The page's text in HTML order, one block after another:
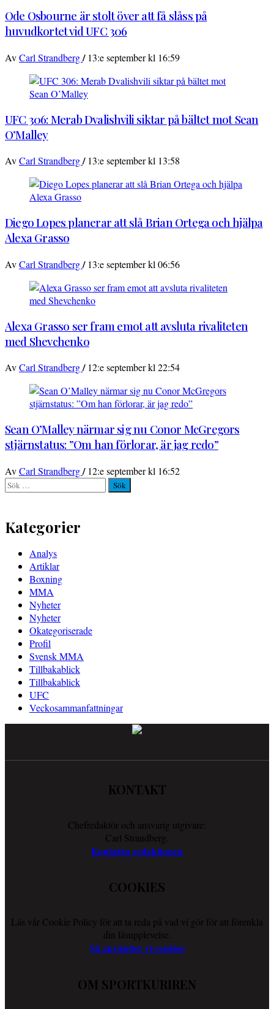
Ode Osbourne är stolt över att få slåss på
huvudkortet vid UFC 306
AvCarl Strandberg/ 13:e september kl 16:59
UFC 306: Merab Dvalishvili siktar på bältet mot Sean
O’Malley
AvCarl Strandberg/ 13:e september kl 13:58
Diego Lopes planerar att slå Brian Ortega och hjälpa
Alexa Grasso
AvCarl Strandberg/ 13:e september kl 06:56
Alexa Grasso ser fram emot att avsluta rivaliteten
med Shevchenko
AvCarl Strandberg/ 12:e september kl 22:54
Sean O’Malley närmar sig nu Conor McGregors
stjärnstatus: ”Om han förlorar, är jag redo”
AvCarl Strandberg/ 12:e september kl 16:52
Sök
efter:
Kategorier
Analys
Artiklar
Boxning
MMA
Nyheter
Nyheter
Okategoriserade
Profil
Svensk MMA
Tillbakablick
Tillbakablick
UFC
Veckosammanfattningar
KONTAKT
Chefredaktör och ansvarig utgivare:
Carl Strandberg.
Kontakta redaktionen
COOKIES
Läs vår Cookie Policy för att ta reda på vad vi gör för att förenkla
din läsupplevelse.
Så använder vi cookies
OM SPORTKURIREN